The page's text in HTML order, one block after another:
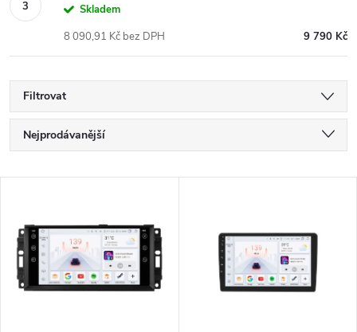
Skladem
9 790 Kč
8 090,91 Kč bez DPH
Filtrovat
Ř
a
z
e
n
Nejprodávanější
Abecedně
ý
p